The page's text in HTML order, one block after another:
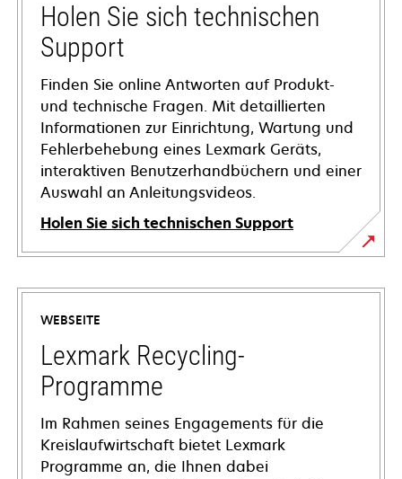
Holen Sie sich technischen
Support
Finden Sie online Antworten auf Produkt-
und technische Fragen. Mit detaillierten
Informationen zur Einrichtung, Wartung und
Fehlerbehebung eines Lexmark Geräts,
interaktiven Benutzerhandbüchern und einer
Auswahl an Anleitungsvideos.
Holen Sie sich technischen Support
wird
in
neuen
Registerkarte
geöffnet
WEBSEITE
Lexmark Recycling-
Programme
Im Rahmen seines Engagements für die
Kreislaufwirtschaft bietet Lexmark
Programme an, die Ihnen dabei